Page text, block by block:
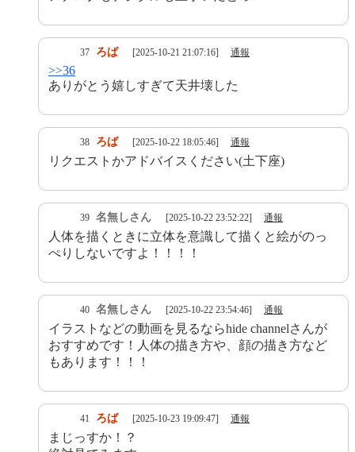
37 ろば [2025-10-21 21:07:16] 通報
>>36
ありがとう嬉しすぎて天井壊した
38 ろば [2025-10-22 18:05:46] 通報
リクエストかアドバイスください(土下座)
39 名無しさん [2025-10-22 23:52:22] 通報
人体を描くときに立体を意識して描くと絵がのっ
ぺりしないですよ！！！！
40 名無しさん [2025-10-22 23:54:46] 通報
イラストなどの動画を見るならhide channelさんが
おすすめです！人体の描き方や、顔の描き方など
もあります！！！
41 ろば [2025-10-23 19:09:47] 通報
まじっすか！？